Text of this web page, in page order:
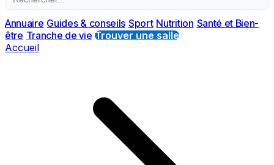
Annuaire Guides & conseils Sport Nutrition Santé et Bien-
être Tranche de vie Trouver une salle
Accueil